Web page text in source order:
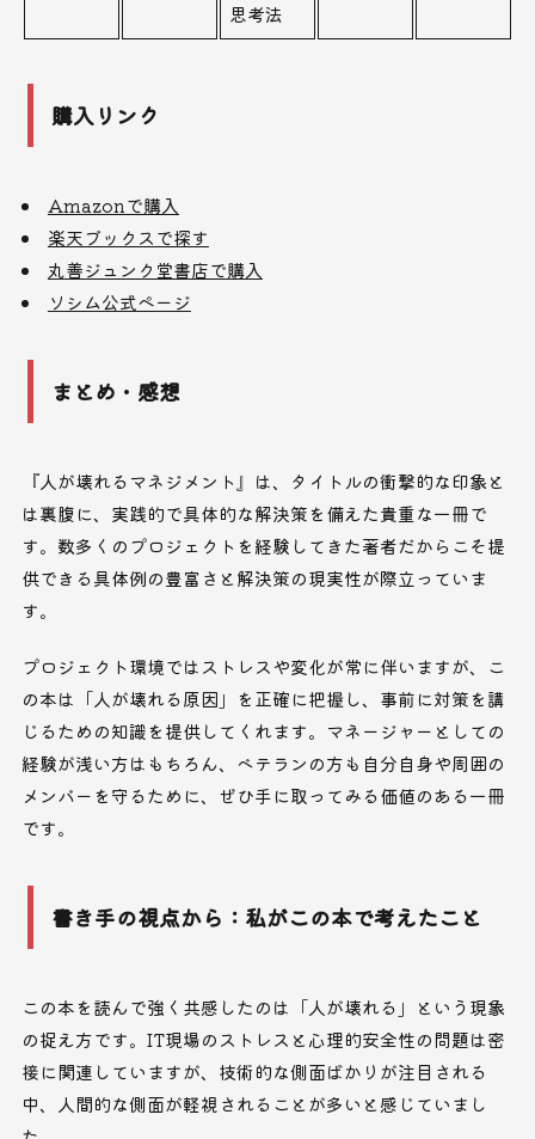
思考法
購入リンク
Amazonで購入
楽天ブックスで探す
丸善ジュンク堂書店で購入
ソシム公式ページ
まとめ・感想
『人が壊れるマネジメント』は、タイトルの衝撃的な印象と
は裏腹に、実践的で具体的な解決策を備えた貴重な一冊で
す。数多くのプロジェクトを経験してきた著者だからこそ提
供できる具体例の豊富さと解決策の現実性が際立っていま
す。
プロジェクト環境ではストレスや変化が常に伴いますが、こ
の本は「人が壊れる原因」を正確に把握し、事前に対策を講
じるための知識を提供してくれます。マネージャーとしての
経験が浅い方はもちろん、ベテランの方も自分自身や周囲の
メンバーを守るために、ぜひ手に取ってみる価値のある一冊
です。
書き手の視点から：私がこの本で考えたこと
この本を読んで強く共感したのは「人が壊れる」という現象
の捉え方です。IT現場のストレスと心理的安全性の問題は密
接に関連していますが、技術的な側面ばかりが注目される
中、人間的な側面が軽視されることが多いと感じていまし